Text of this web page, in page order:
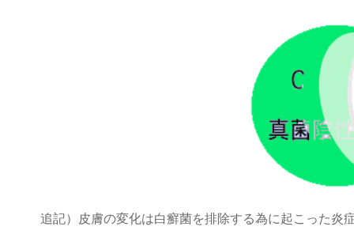
追記）皮膚の変化は白癬菌を排除する為に起こった炎